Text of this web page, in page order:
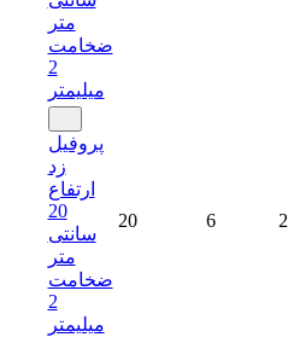
متر
ضخامت
2
میلیمتر
پروفیل
زد
ارتفاع
20
سانتی
متر
ضخامت
2
میلیمتر
20 6 2